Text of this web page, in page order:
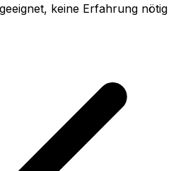
keine Erfahrung nötig